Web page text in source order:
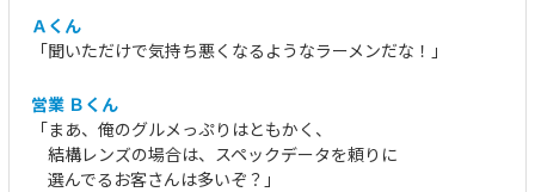
Ａくん
「聞いただけで気持ち悪くなるようなラーメンだな！」
営業 Ｂくん
「まあ、俺のグルメっぷりはともかく、
結構レンズの場合は、スペックデータを頼りに
選んでるお客さんは多いぞ？」